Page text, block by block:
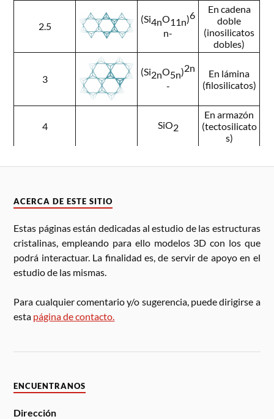
2.5
(Si4nO11n)6
n-
En cadena
doble
(inosilicatos
dobles)
3
(Si2nO5n)2n
-
En lámina
(filosilicatos)
4 SiO2
En armazón
(tectosilicato
s)
ACERCA DE ESTE SITIO
Estas páginas están dedicadas al estudio de las estructuras
cristalinas, empleando para ello modelos 3D con los que
podrá interactuar. La finalidad es, de servir de apoyo en el
estudio de las mismas.
Para cualquier comentario y/o sugerencia, puede dirigirse a
esta página de contacto.
ENCUENTRANOS
Dirección